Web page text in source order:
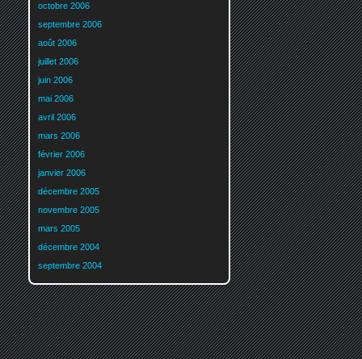
octobre 2006
septembre 2006
août 2006
juillet 2006
juin 2006
mai 2006
avril 2006
mars 2006
février 2006
janvier 2006
décembre 2005
novembre 2005
mars 2005
décembre 2004
septembre 2004